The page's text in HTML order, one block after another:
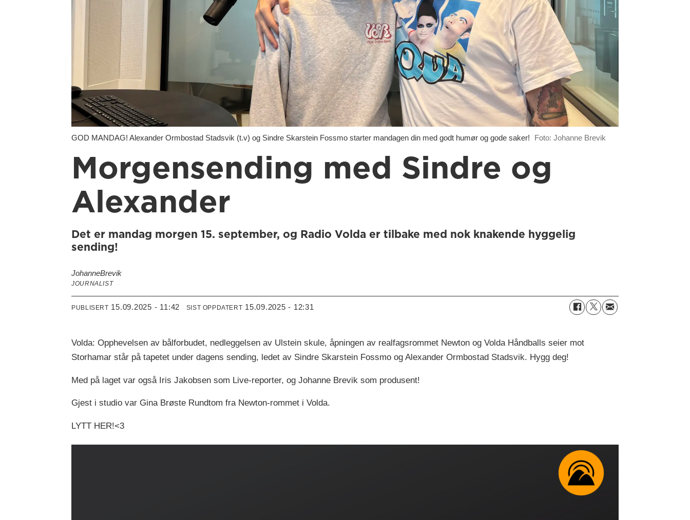
GOD MANDAG! Alexander Ormbostad Stadsvik (t.v) og Sindre Skarstein Fossmo starter mandagen din med godt humør og gode saker! Foto: Johanne Brevik
Morgensending med Sindre og
Alexander
Det er mandag morgen 15. september, og Radio Volda er tilbake med nok knakende hyggelig
sending!
JohanneBrevik
JOURNALIST
PUBLISERT 15.09.2025 - 11:42 SIST OPPDATERT 15.09.2025 - 12:31
Volda: Opphevelsen av bålforbudet, nedleggelsen av Ulstein skule, åpningen av realfagsrommet Newton og Volda Håndballs seier mot
Storhamar står på tapetet under dagens sending, ledet av Sindre Skarstein Fossmo og Alexander Ormbostad Stadsvik. Hygg deg!
Med på laget var også Iris Jakobsen som Live-reporter, og Johanne Brevik som produsent!
Gjest i studio var Gina Brøste Rundtom fra Newton-rommet i Volda.
LYTT HER!<3